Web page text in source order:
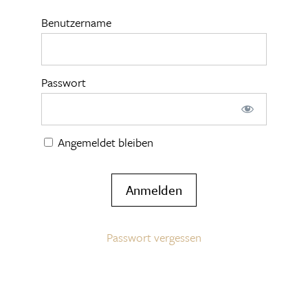
Benutzername
Passwort
Angemeldet bleiben
Passwort vergessen